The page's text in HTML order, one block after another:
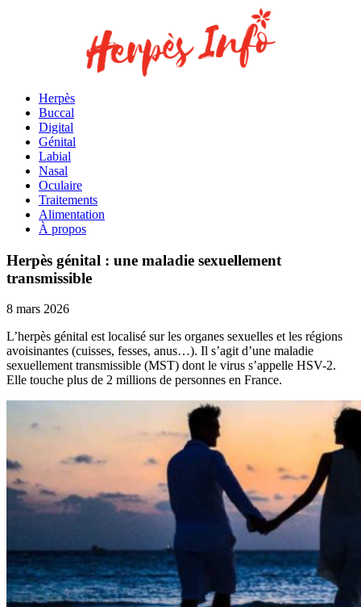
Herpès
Buccal
Digital
Génital
Labial
Nasal
Oculaire
Traitements
Alimentation
À propos
Herpès génital : une maladie sexuellement
transmissible
8 mars 2026
L’herpès génital est localisé sur les organes sexuelles et les régions
avoisinantes (cuisses, fesses, anus…). Il s’agit d’une maladie
sexuellement transmissible (MST) dont le virus s’appelle HSV-2.
Elle touche plus de 2 millions de personnes en France.